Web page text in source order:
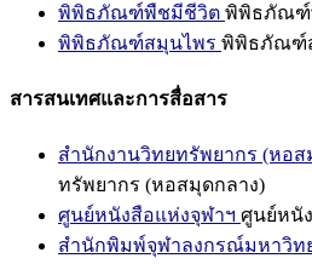
พิพิธภัณฑ์พืชมีชีวิต พิพิธภัณฑ์
พิพิธภัณฑ์สมุนไพร พิพิธภัณฑ์
สารสนเทศและการสื่อสาร
สำนักงานวิทยทรัพยากร (หอส
ทรัพยากร (หอสมุดกลาง)
ศูนย์หนังสือแห่งจุฬาฯ ศูนย์หนั
สำนักพิมพ์จุฬาลงกรณ์มหาวิท